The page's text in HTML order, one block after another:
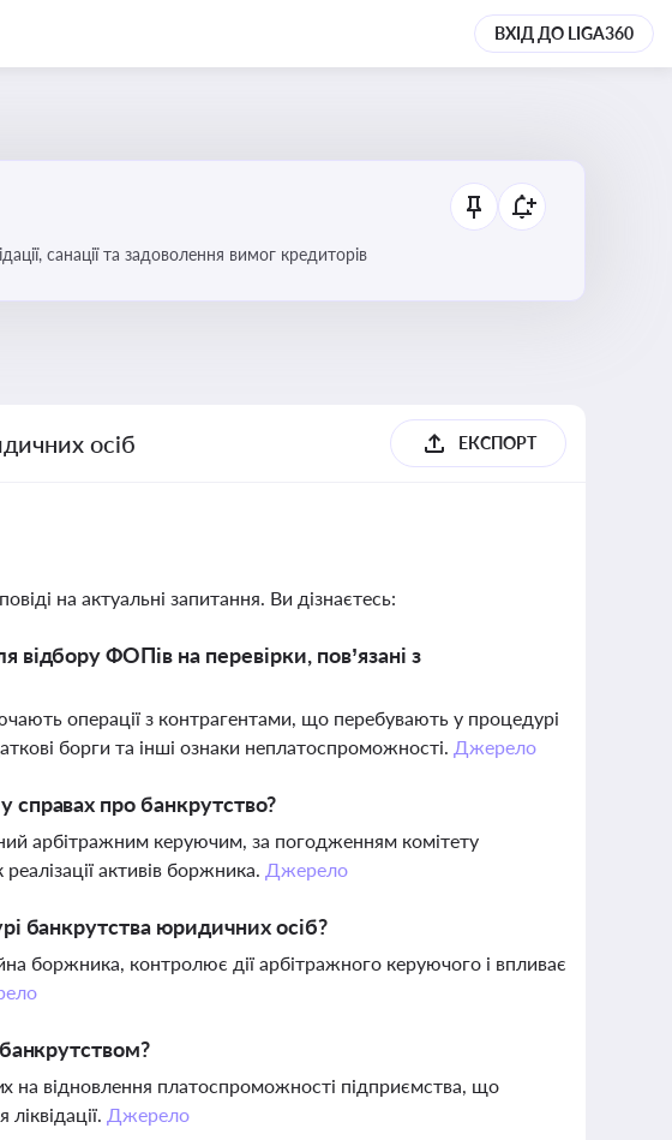
ВХІД ДО LIGA360
санації та задоволення вимог кредиторів
осіб ЕКСПОРТ
на актуальні запитання. Ви дізнаєтесь:
відбору ФОПів на перевірки, пов’язані з
операції з контрагентами, що перебувають у процедурі
борги та інші ознаки неплатоспроможності. Джерело
про банкрутство?
арбітражним керуючим, за погодженням комітету
активів боржника. Джерело
банкрутства юридичних осіб?
боржника, контролює дії арбітражного керуючого і впливає
на відновлення платоспроможності підприємства, що
Джерело